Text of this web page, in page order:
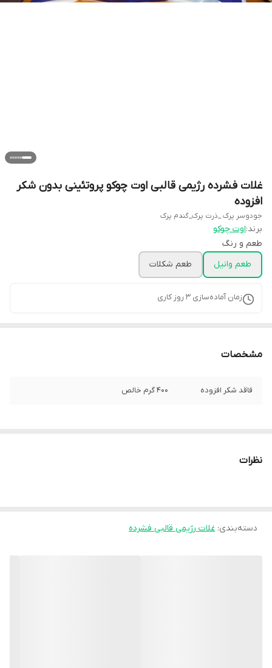
غلات فشرده رژیمی قالبی اوت چوکو پروتئینی بدون شکر
افزوده
جودوسر پرک _ذرت پرک_گندم پرک
برند:اوت چوکو
طعم و رنگ
طعم وانیل
طعم شکلات
زمان آماده‌سازی 3 روز کاری
مشخصات
فاقد شکر افزوده ۴۰۰ گرم خالص
نظرات
دسته‌بندی: غلات رژیمی قالبی فشرده